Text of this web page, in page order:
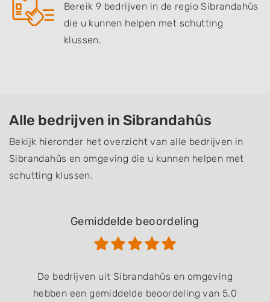
Bereik 9 bedrijven in de regio Sibrandahûs
die u kunnen helpen met schutting
klussen.
Alle bedrijven in Sibrandahûs
Bekijk hieronder het overzicht van alle bedrijven in
Sibrandahûs en omgeving die u kunnen helpen met
schutting klussen.
Gemiddelde beoordeling
De bedrijven uit Sibrandahûs en omgeving
hebben een gemiddelde beoordeling van 5.0